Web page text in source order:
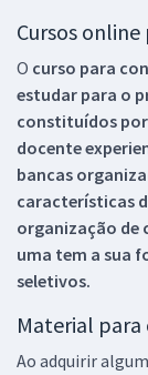
Cursos
O curso para
estudar para o
constituídos
docente
bancas
características
organização de
uma tem a sua
seletivos.
Material para
Ao adquirir